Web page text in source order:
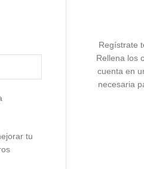
tu
Regístrate
Rellena los
cuenta en
necesaria